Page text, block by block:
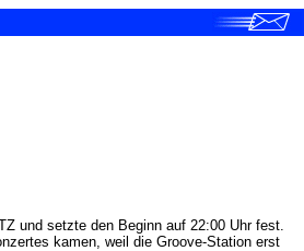
und setzte den Beginn auf 22:00 Uhr fest.
kamen, weil die Groove-Station erst